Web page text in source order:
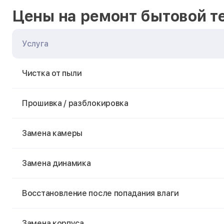
Цены на ремонт бытовой
Услуга
Чистка от пыли
Прошивка / разблокировка
Замена камеры
Замена динамика
Восстановление после попадания влаги